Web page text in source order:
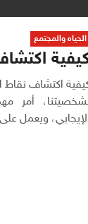
الحياه والمجتمع
اكتشاف نقاط
أمر
ويعمل